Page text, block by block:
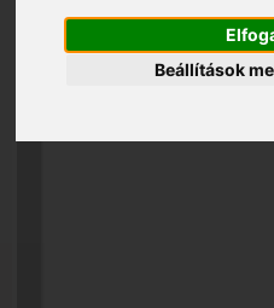
Beállítások